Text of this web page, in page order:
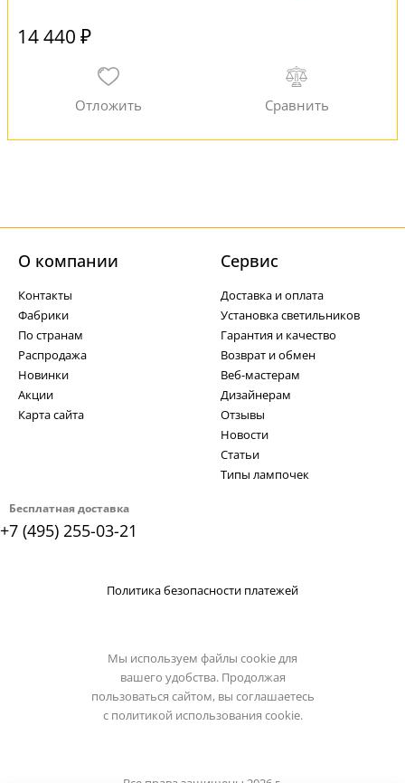
14 440 ₽
Бесплатная доставка
+7 (495) 255-03-21
О компании
Контакты
Фабрики
По странам
Распродажа
Новинки
Акции
Карта сайта
Cервис
Доставка и оплата
Установка светильников
Гарантия и качество
Возврат и обмен
Веб-мастерам
Дизайнерам
Отзывы
Новости
Статьи
Типы лампочек
Политика безопасности платежей
Мы используем файлы cookie для
вашего удобства. Продолжая
пользоваться сайтом, вы соглашаетесь
с политикой использования cookie.